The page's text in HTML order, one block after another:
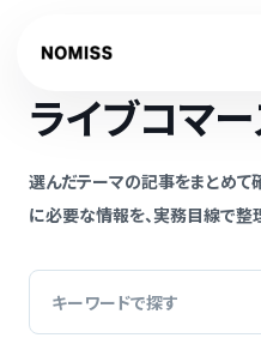
ライブコマ
選んだテーマの記事をまとめて
に必要な情報を、実務目線で整